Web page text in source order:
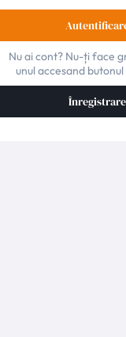
Nu ai cont? Nu-ți face
unul accesand
Înregistrare